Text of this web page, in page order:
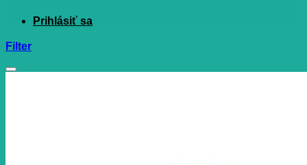
Filter